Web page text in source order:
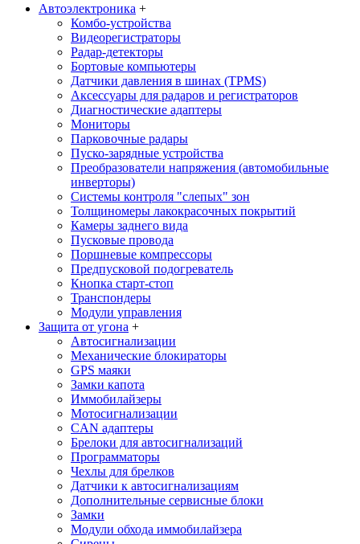
Автоэлектроника +
Комбо-устройства
Видеорегистраторы
Радар-детекторы
Бортовые компьютеры
Датчики давления в шинах (TPMS)
Аксессуары для радаров и регистраторов
Диагностические адаптеры
Мониторы
Парковочные радары
Пуско-зарядные устройства
Преобразователи напряжения (автомобильные
инверторы)
Системы контроля "слепых" зон
Толщиномеры лакокрасочных покрытий
Камеры заднего вида
Пусковые провода
Поршневые компрессоры
Предпусковой подогреватель
Кнопка старт-стоп
Транспондеры
Модули управления
Защита от угона +
Автосигнализации
Механические блoкираторы
GPS маяки
Замки капота
Иммобилайзеры
Мотосигнализации
CAN адаптеры
Брелоки для автосигнализаций
Программаторы
Чехлы для брелков
Датчики к автосигнализациям
Дополнительные сервисные блоки
Замки
Модули обхода иммобилайзера